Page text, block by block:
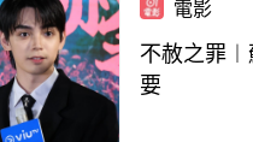
電影
不赦之罪
要